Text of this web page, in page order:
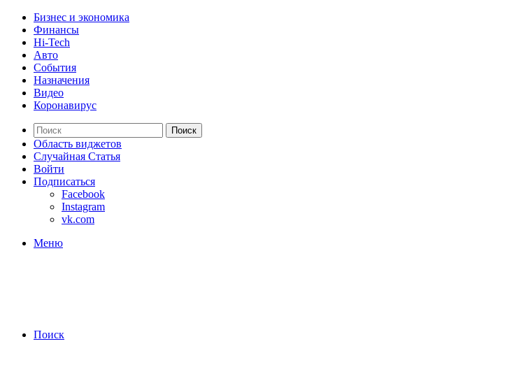
Бизнес и экономика
Финансы
Hi-Tech
Авто
События
Назначения
Видео
Коронавирус
Поиск
Область виджетов
Случайная Статья
Войти
Подписаться
Facebook
Instagram
vk.com
Меню
Поиск